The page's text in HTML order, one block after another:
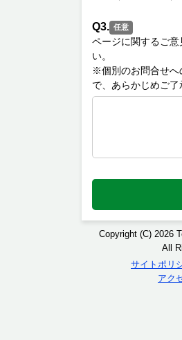
Q3. 任意
ページに関するご
い。
※個別のお問合せへ
Copyright (C) 2026
All
サイトポリ
アク